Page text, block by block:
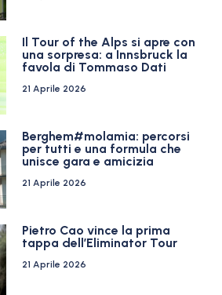
Il Tour of the Alps si apre con
una sorpresa: a Innsbruck la
favola di Tommaso Dati
21 Aprile 2026
Berghem#molamia: percorsi
per tutti e una formula che
unisce gara e amicizia
21 Aprile 2026
Pietro Cao vince la prima
tappa dell’Eliminator Tour
21 Aprile 2026